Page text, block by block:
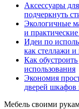
Аксессуары
подчеркнуть
Экологичные
и
Идеи по
как стеллажи
Как
использования
Экономия
дверей шкафов
Мебель своими